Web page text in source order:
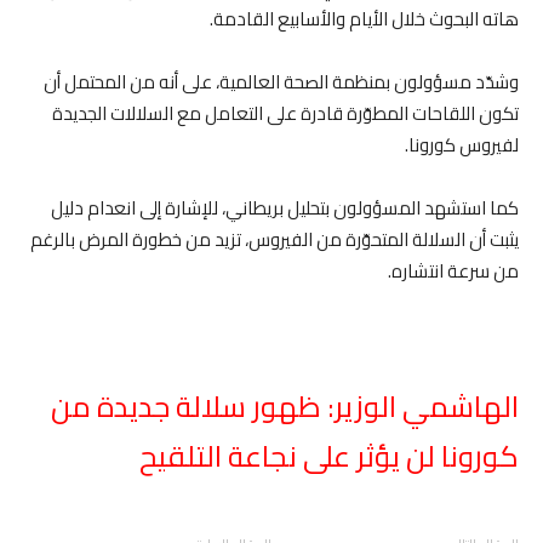
هاته البحوث خلال الأيام والأسابيع القادمة.
وشدّد مسؤولون بمنظمة الصحة العالمية، على أنه من المحتمل أن
تكون اللقاحات المطوّرة قادرة على التعامل مع السلالات الجديدة
لفيروس كورونا.
كما استشهد المسؤولون بتحليل بريطاني، للإشارة إلى انعدام دليل
يثبت أن السلالة المتحوّرة من الفيروس، تزيد من خطورة المرض بالرغم
من سرعة انتشاره.
الهاشمي الوزير: ظهور سلالة جديدة من
كورونا لن يؤثر على نجاعة التلقيح